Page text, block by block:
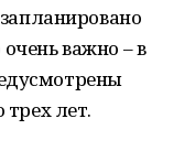
очень важно – в
лет.